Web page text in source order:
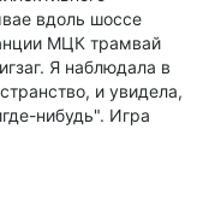
вдоль шоссе
МЦК трамвай
Я наблюдала в
и увидела,
нибудь". Игра